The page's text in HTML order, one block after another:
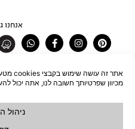
אנחנו
Pinterest
Instagram
Facebook-
f
רוצים